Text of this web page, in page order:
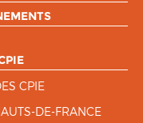
CPIE
DE-FRANCE